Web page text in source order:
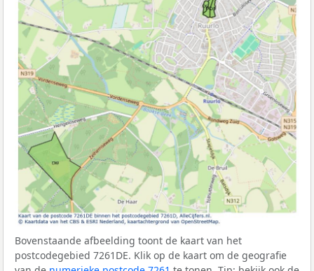
Bovenstaande afbeelding toont de kaart van het
postcodegebied 7261DE. Klik op de kaart om de geografie